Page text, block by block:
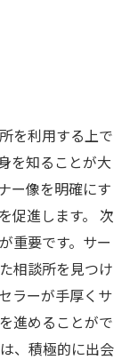
を利用する上で
を知ることが大
ー像を明確にす
促進します。 次
重要です。サー
相談所を見つけ
ラーが手厚くサ
進めることがで
、積極的に出会